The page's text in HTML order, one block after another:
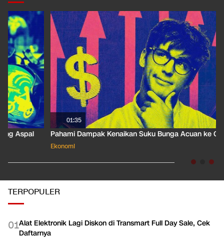
01:35
Pahami Dampak Kenaikan Suku Bunga Acuan ke Cicilan KPR
TERPOPULER
01Alat Elektronik Lagi Diskon di Transmart Full Day Sale, Cek
Daftarnya